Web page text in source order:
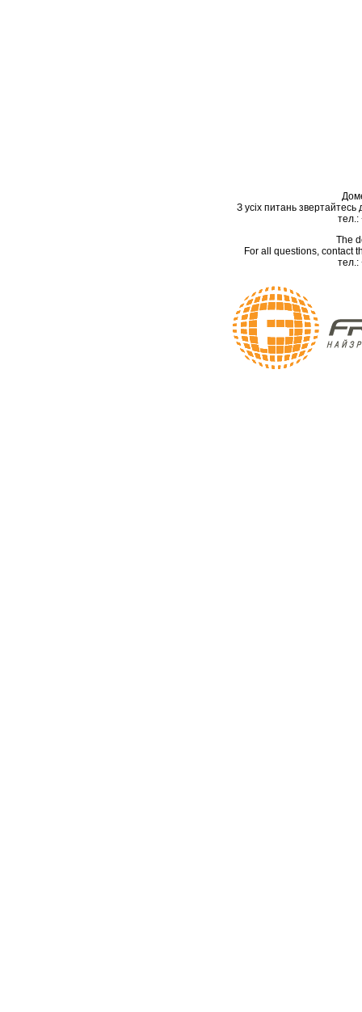
З усіх питань звертайтесь
тел.:
The
For all questions, contact
тел.: